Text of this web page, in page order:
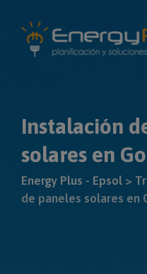
content
Instalación
solares en
Energy Plus - Epsol >
de paneles solares en